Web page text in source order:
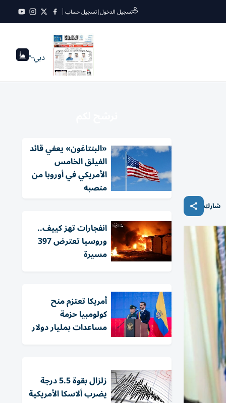
تسجيل الدخول|تسجيل حساب
دبي--°
شارك
«البنتاغون» يعفي قائد
الفيلق الخامس
الأمريكي في أوروبا من
منصبه
انفجارات تهز كييف..
وروسيا تعترض 397
مسيرة
أمريكا تعتزم منح
كولومبيا حزمة
مساعدات بمليار دولار
زلزال بقوة 5.5 درجة
يضرب ألاسكا الأمريكية